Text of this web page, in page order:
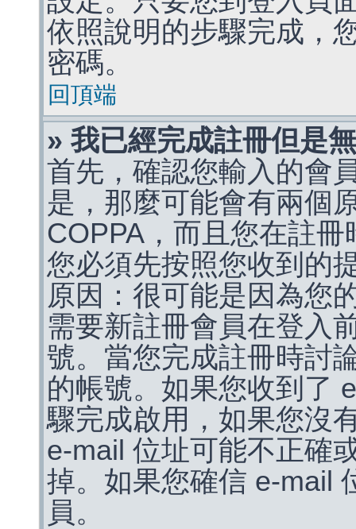
依照說明的步驟完成，
密碼。
回頂端
» 我已經完成註冊但是
首先，確認您輸入的會
是，那麼可能會有兩個
COPPA，而且您在註
您必須先按照您收到的
原因：很可能是因為您
需要新註冊會員在登入
號。當您完成註冊時討
的帳號。如果您收到了
驟完成啟用，如果您沒
e-mail 位址可能不正確
掉。如果您確信 e-mail
員。